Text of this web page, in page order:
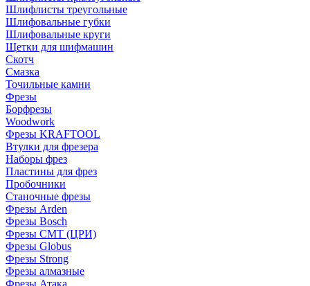
Шлифлисты треугольные
Шлифовальные губки
Шлифовальные круги
Щетки для шифмашин
Скотч
Смазка
Точильные камни
Фрезы
Борфрезы
Woodwork
Фрезы KRAFTOOL
Втулки для фрезера
Наборы фрез
Пластины для фрез
Пробочники
Станочные фрезы
Фрезы Arden
Фрезы Bosch
Фрезы CMT (ЦРИ)
Фрезы Globus
Фрезы Strong
Фрезы алмазные
Фрезы Атака